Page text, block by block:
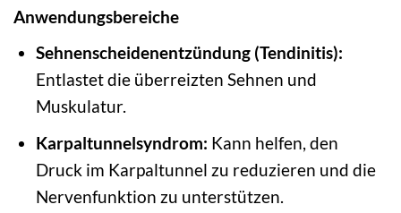
Anwendungsbereiche
Sehnenscheidenentzündung (Tendinitis):
Entlastet die überreizten Sehnen und
Muskulatur.
Karpaltunnelsyndrom: Kann helfen, den
Druck im Karpaltunnel zu reduzieren und die
Nervenfunktion zu unterstützen.